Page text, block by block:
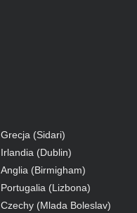
Grecja (Sidari)
Irlandia (Dublin)
Anglia (Birmigham)
Portugalia (Lizbona)
Czechy (Mlada Boleslav)